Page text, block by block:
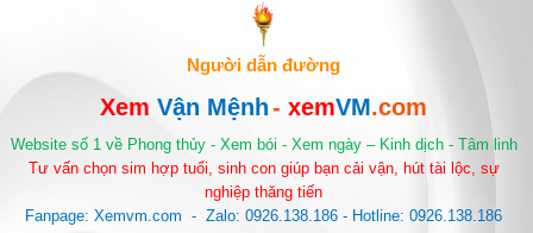
Người dẫn đường
Xem Vận Mệnh- xemVM.com
Website số 1 về Phong thủy - Xem bói - Xem ngày – Kinh dịch - Tâm linh
Tư vấn chọn sim hợp tuổi, sinh con giúp bạn cải vận, hút tài lộc, sự
nghiệp thăng tiến
Fanpage: Xemvm.com - Zalo: 0926.138.186 - Hotline: 0926.138.186